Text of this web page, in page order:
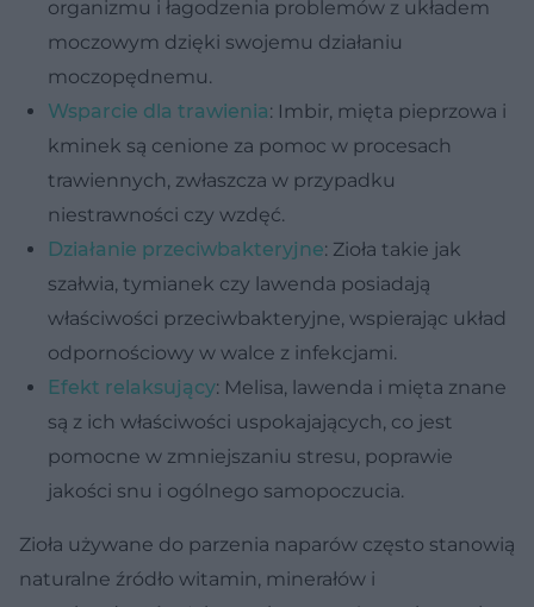
organizmu i łagodzenia problemów z układem
moczowym dzięki swojemu działaniu
moczopędnemu.
Wsparcie dla trawienia: Imbir, mięta pieprzowa i
kminek są cenione za pomoc w procesach
trawiennych, zwłaszcza w przypadku
niestrawności czy wzdęć.
Działanie przeciwbakteryjne: Zioła takie jak
szałwia, tymianek czy lawenda posiadają
właściwości przeciwbakteryjne, wspierając układ
odpornościowy w walce z infekcjami.
Efekt relaksujący: Melisa, lawenda i mięta znane
są z ich właściwości uspokajających, co jest
pomocne w zmniejszaniu stresu, poprawie
jakości snu i ogólnego samopoczucia.
Zioła używane do parzenia naparów często stanowią
naturalne źródło witamin, minerałów i